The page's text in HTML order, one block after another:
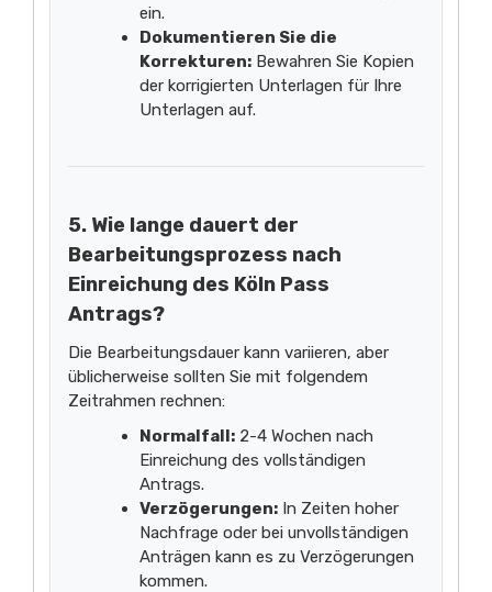
ein.
Dokumentieren Sie die
Korrekturen: Bewahren Sie Kopien
der korrigierten Unterlagen für Ihre
Unterlagen auf.
5. Wie lange dauert der
Bearbeitungsprozess nach
Einreichung des Köln Pass
Antrags?
Die Bearbeitungsdauer kann variieren, aber
üblicherweise sollten Sie mit folgendem
Zeitrahmen rechnen:
Normalfall: 2-4 Wochen nach
Einreichung des vollständigen
Antrags.
Verzögerungen: In Zeiten hoher
Nachfrage oder bei unvollständigen
Anträgen kann es zu Verzögerungen
kommen.